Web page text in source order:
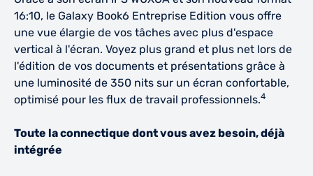
16:10, le Galaxy Book6 Entreprise Edition vous offre
une vue élargie de vos tâches avec plus d'espace
vertical à l'écran. Voyez plus grand et plus net lors de
l'édition de vos documents et présentations grâce à
une luminosité de 350 nits sur un écran confortable,
optimisé pour les flux de travail professionnels.4
Toute la connectique dont vous avez besoin, déjà
intégrée